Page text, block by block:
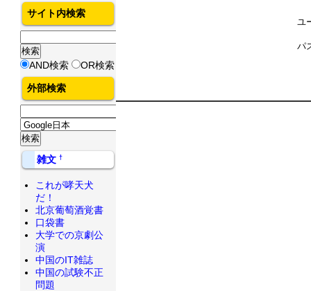
ユ
パ
サイト内検索
AND検索 OR検索
外部検索
雑文 †
これが哮天犬
だ！
北京葡萄酒覚書
口袋書
大学での京劇公
演
中国のIT雑誌
中国の試験不正
問題